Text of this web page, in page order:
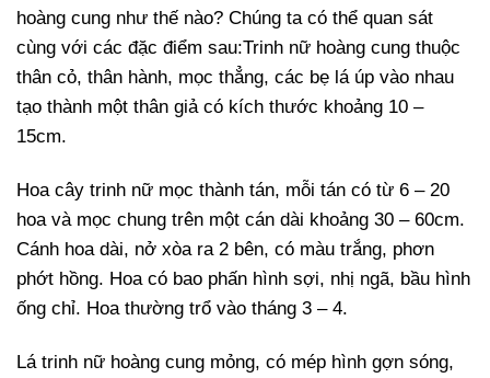
hoàng cung như thế nào? Chúng ta có thể quan sát
cùng với các đặc điểm sau:Trinh nữ hoàng cung thuộc
thân cỏ, thân hành, mọc thẳng, các bẹ lá úp vào nhau
tạo thành một thân giả có kích thước khoảng 10 –
15cm.
Hoa cây trinh nữ mọc thành tán, mỗi tán có từ 6 – 20
hoa và mọc chung trên một cán dài khoảng 30 – 60cm.
Cánh hoa dài, nở xòa ra 2 bên, có màu trắng, phơn
phớt hồng. Hoa có bao phấn hình sợi, nhị ngã, bầu hình
ống chỉ. Hoa thường trổ vào tháng 3 – 4.
Lá trinh nữ hoàng cung mỏng, có mép hình gợn sóng,